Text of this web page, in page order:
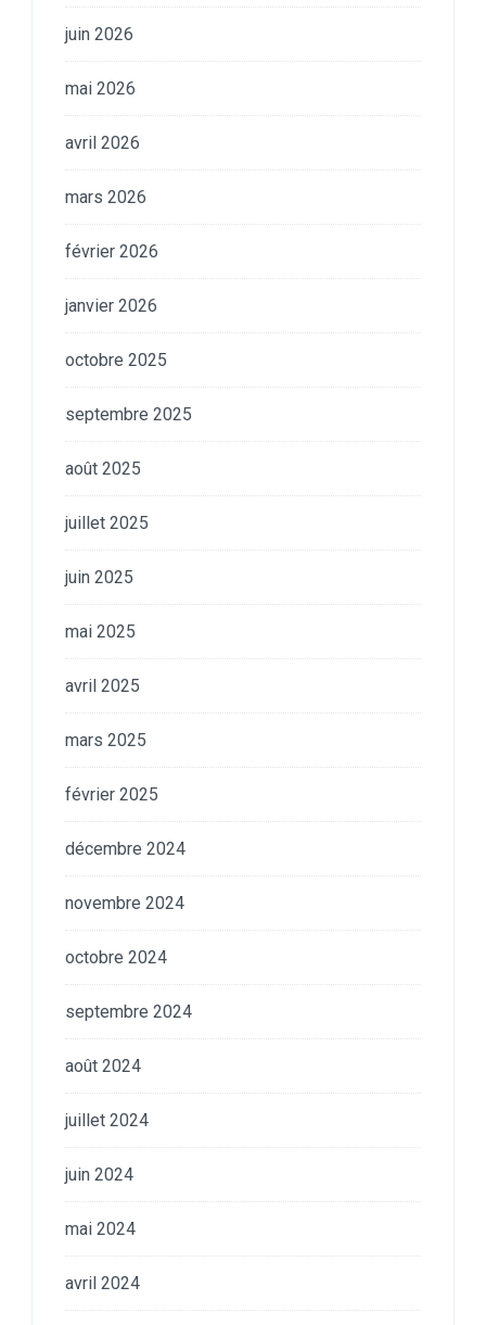
juin 2026
mai 2026
avril 2026
mars 2026
février 2026
janvier 2026
octobre 2025
septembre 2025
août 2025
juillet 2025
juin 2025
mai 2025
avril 2025
mars 2025
février 2025
décembre 2024
novembre 2024
octobre 2024
septembre 2024
août 2024
juillet 2024
juin 2024
mai 2024
avril 2024